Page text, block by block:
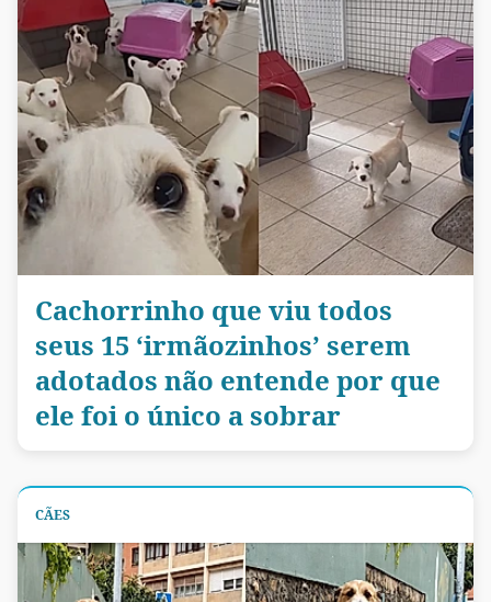
Cachorrinho que viu todos
seus 15 ‘irmãozinhos’ serem
adotados não entende por que
ele foi o único a sobrar
CÃES